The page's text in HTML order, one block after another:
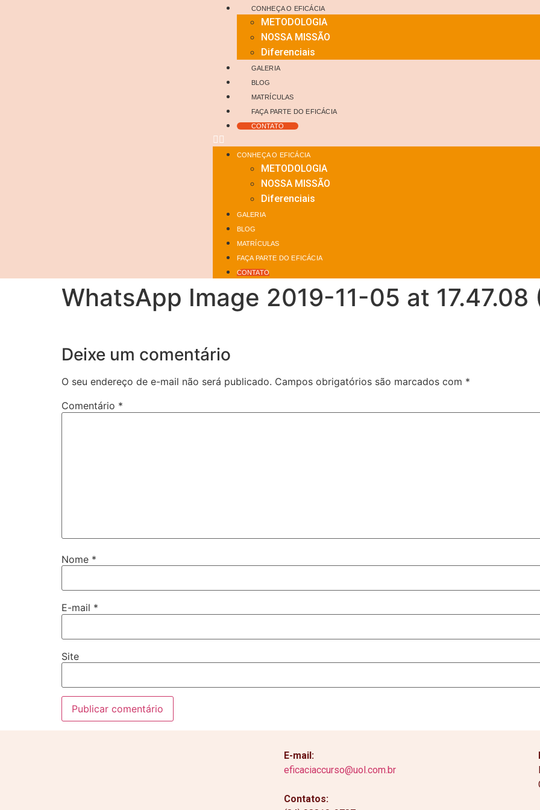
CONHEÇA O EFICÁCIA
METODOLOGIA
NOSSA MISSÃO
Diferenciais
GALERIA
BLOG
MATRÍCULAS
FAÇA PARTE DO EFICÁCIA
CONTATO
CONHEÇA O EFICÁCIA
METODOLOGIA
NOSSA MISSÃO
Diferenciais
GALERIA
BLOG
MATRÍCULAS
FAÇA PARTE DO EFICÁCIA
CONTATO
WhatsApp Image 2019-11-05 at 17.47.08
Deixe um comentário
O seu endereço de e-mail não será publicado. Campos obrigatórios são marcados com *
Comentário *
Nome *
E-mail *
Site
E-mail:
eficaciaccurso@uol.com.br
Contatos: